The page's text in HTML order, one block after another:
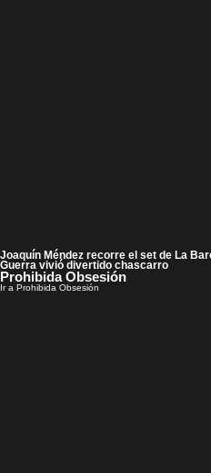
Joaquín Méndez recorre el set de La
Guerra vivió divertido chascarro
Prohibida Obsesión
Ir a Prohibida Obsesión